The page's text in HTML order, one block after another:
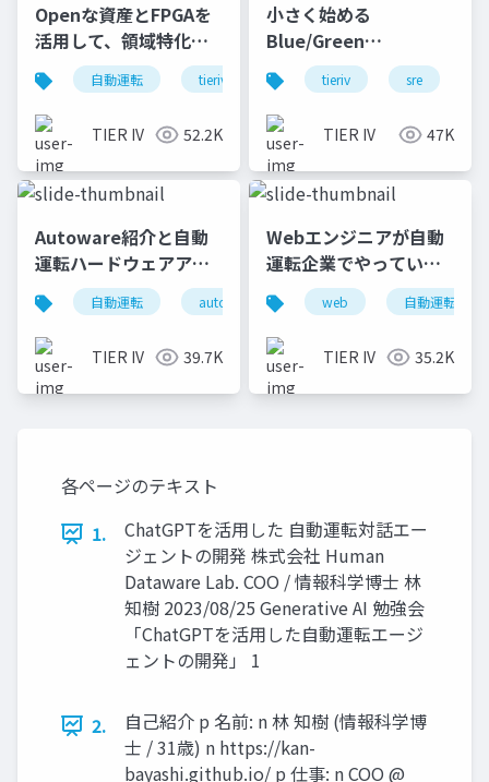
Openな資産とFPGAを
活用して、領域特化型
のProcessorを作ろ
う！
自動運転 tieriv fpga rtl
TIER IV 52.2K
小さく始める
Blue/Green
Deployment
tieriv sre
TIER IV 47K
Autoware紹介と自動
運転ハードウェアアー
キテクチャ
自動運転 autoware tieriv fpga
TIER IV 39.7K
Webエンジニアが自動
運転企業でやっている
こと
web 自動運転
TIER IV 35.2K
各ページのテキスト
1.
ChatGPTを活用した 自動運転対話エー
ジェントの開発 株式会社 Human
Dataware Lab. COO / 情報科学博士 林
知樹 2023/08/25 Generative AI 勉強会
「ChatGPTを活用した自動運転エージ
ェントの開発」 1
2.
自己紹介 p 名前: n 林 知樹 (情報科学博
士 / 31歳) n https://kan-
bayashi.github.io/ p 仕事: n COO @